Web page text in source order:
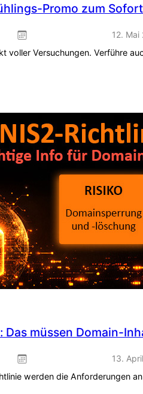
Promo zum
12. Mai
voller Versuchungen. Verführe
Das müssen Domain-
13.
werden die Anforderungen